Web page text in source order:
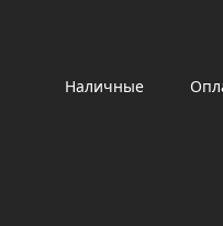
Наличные